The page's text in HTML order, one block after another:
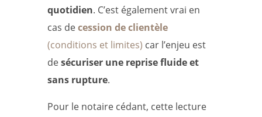
quotidien. C’est également vrai en
cas decession de clientèle
(conditions et limites) car l’enjeu est
desécuriser une reprise fluide et
sans rupture.
Pour le notaire cédant, cette lecture